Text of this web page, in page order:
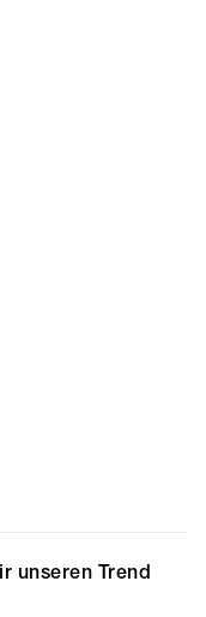
unseren Trend